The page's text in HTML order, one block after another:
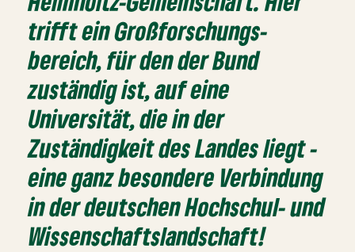
trifft ein Groß­forschungs­
bereich, für den der Bund
zuständig ist, auf eine
Universität, die in der
Zuständigkeit des Landes liegt -
eine ganz besondere Verbindung
in der deutschen Hochschul- und
Wissenschafts­landschaft!